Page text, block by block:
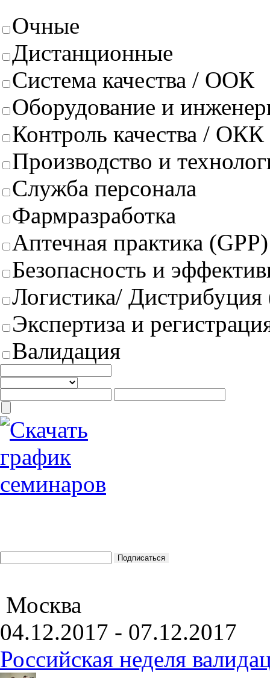
Очные
Дистанционные
Система качества / ООК
Оборудование и
Контроль качества / ОКК
Производство и
Служба персонала
Фармразработка
Аптечная практика (GPP)
Безопасность и
Логистика/
Экспертиза и
Валидация
Москва
04.12.2017 - 07.12.2017
Российская неделя